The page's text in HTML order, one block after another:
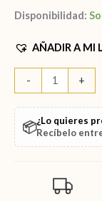
Disponibilidad:
AÑADIR A MI
- +
📦¿Lo quieres
Recíbelo